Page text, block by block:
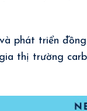
phát triển đồng
thị trường